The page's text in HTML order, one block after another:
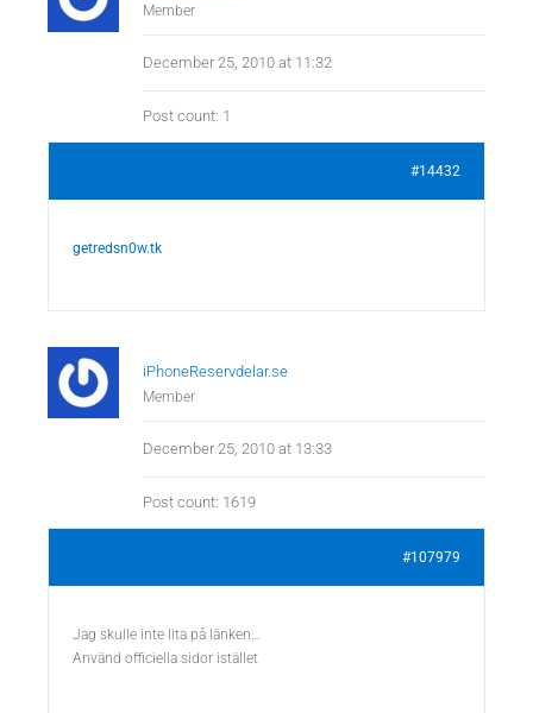
Member
December 25, 2010 at 11:32
Post count: 1
#14432
getredsn0w.tk
iPhoneReservdelar.se
Member
December 25, 2010 at 13:33
Post count: 1619
#107979
Jag skulle inte lita på länken…
Använd officiella sidor istället